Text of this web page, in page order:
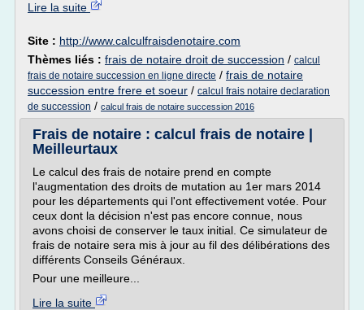
Lire la suite
Site : http://www.calculfraisdenotaire.com
Thèmes liés : frais de notaire droit de succession / calcul
frais de notaire succession en ligne directe / frais de notaire
succession entre frere et soeur / calcul frais notaire declaration
de succession / calcul frais de notaire succession 2016
Frais de notaire : calcul frais de notaire |
Meilleurtaux
Le calcul des frais de notaire prend en compte
l'augmentation des droits de mutation au 1er mars 2014
pour les départements qui l'ont effectivement votée. Pour
ceux dont la décision n'est pas encore connue, nous
avons choisi de conserver le taux initial. Ce simulateur de
frais de notaire sera mis à jour au fil des délibérations des
différents Conseils Généraux.
Pour une meilleure...
Lire la suite